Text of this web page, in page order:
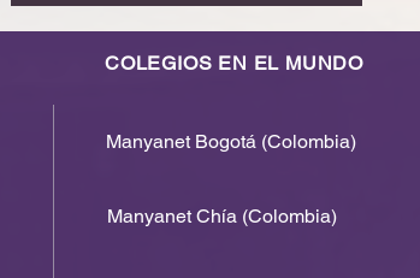
COLEGIOS EN EL MUNDO
Manyanet Bogotá (Colombia)
Manyanet Chía (Colombia)